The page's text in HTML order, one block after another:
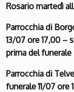
Rosario martedì
Parrocchia di
13/07 ore 17,00 –
prima del funerale
Parrocchia di
funerale 11/07 ore